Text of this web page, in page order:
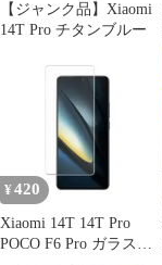
【ジャンク品】Xiaomi
14T Pro チタンブルー
¥ 420
Xiaomi 14T 14T Pro
POCO F6 Pro ガラス